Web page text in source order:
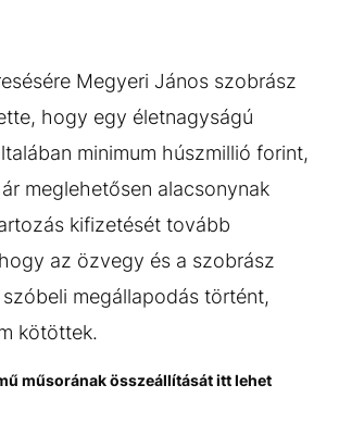
Megyeri János szobrász
hogy egy életnagyságú
minimum húszmillió forint,
meglehetősen alacsonynak
kifizetését tovább
az özvegy és a szobrász
megállapodás történt,
kötöttek.
műsorának összeállítását itt lehet